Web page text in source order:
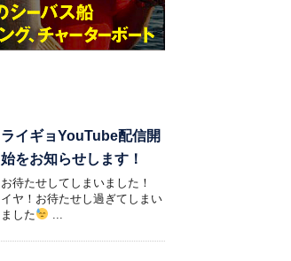
ライギョYouTube配信開
始をお知らせします！
お待たせしてしまいました！
イヤ！お待たせし過ぎてしまい
ました
...